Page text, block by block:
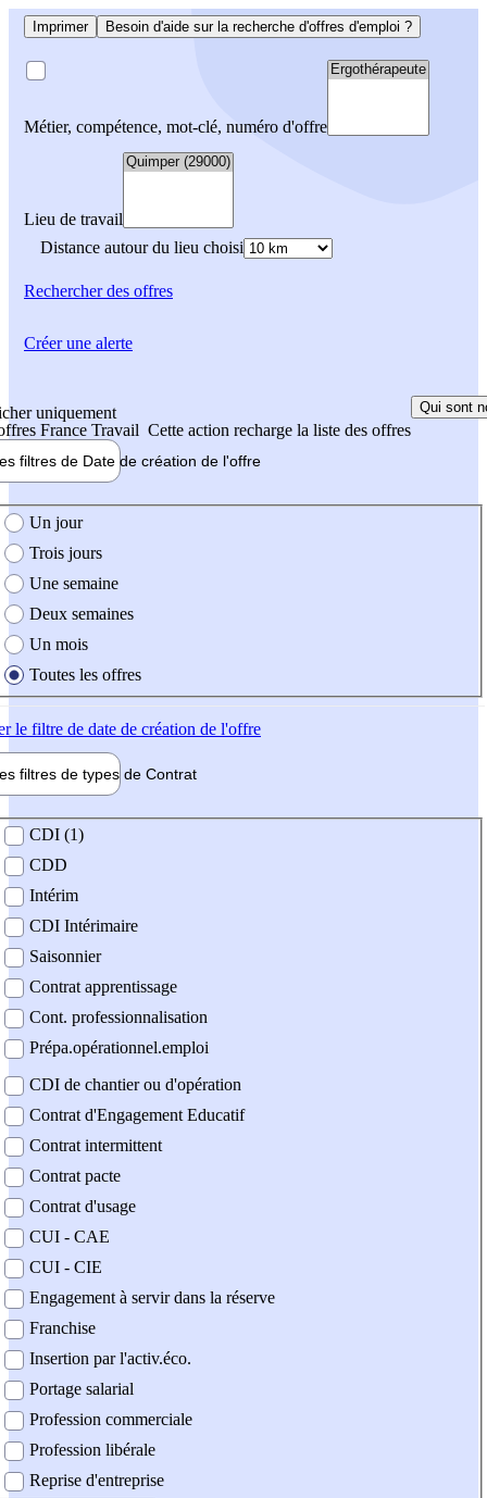
Imprimer Besoin d'aide sur la recherche d'offres d'emploi ?
Métier, compétence, mot-clé, numéro d'offre
Lieu de travail
Distance autour du lieu choisi
Rechercherdes offres
uniquement
France Travail Cette action recharge la liste des offres
Qui sont
filtres de Date de création de l'offre
création de l'offre
Un jour
Trois jours
Une semaine
Deux semaines
Un mois
Toutes les offres
le filtre de date de création de l'offre
filtres de types de Contrat
contrat
CDI (1)
CDD
Intérim
CDI Intérimaire
Saisonnier
Contrat apprentissage
Cont. professionnalisation
Prépa.opérationnel.emploi
CDI de chantier ou d'opération
Contrat d'Engagement Educatif
Contrat intermittent
Contrat pacte
Contrat d'usage
CUI - CAE
CUI - CIE
Engagement à servir dans la réserve
Franchise
Insertion par l'activ.éco.
Portage salarial
Profession commerciale
Profession libérale
Reprise d'entreprise
Créer une alerte